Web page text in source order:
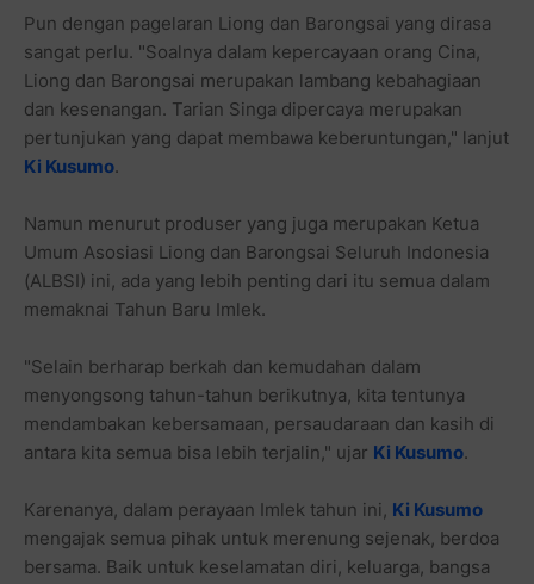
Pun dengan pagelaran Liong dan Barongsai yang dirasa
sangat perlu. "Soalnya dalam kepercayaan orang Cina,
Liong dan Barongsai merupakan lambang kebahagiaan
dan kesenangan. Tarian Singa dipercaya merupakan
pertunjukan yang dapat membawa keberuntungan," lanjut
Ki Kusumo.
Namun menurut produser yang juga merupakan Ketua
Umum Asosiasi Liong dan Barongsai Seluruh Indonesia
(ALBSI) ini, ada yang lebih penting dari itu semua dalam
memaknai Tahun Baru Imlek.
"Selain berharap berkah dan kemudahan dalam
menyongsong tahun-tahun berikutnya, kita tentunya
mendambakan kebersamaan, persaudaraan dan kasih di
antara kita semua bisa lebih terjalin," ujar Ki Kusumo.
Karenanya, dalam perayaan Imlek tahun ini, Ki Kusumo
mengajak semua pihak untuk merenung sejenak, berdoa
bersama. Baik untuk keselamatan diri, keluarga, bangsa